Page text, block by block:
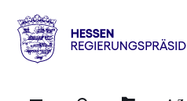
Hessen